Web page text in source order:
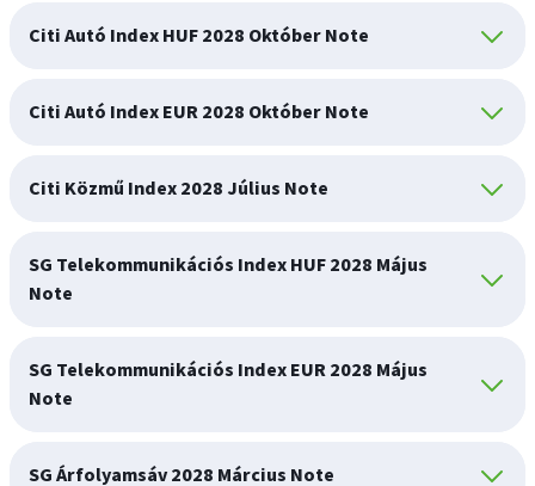
Citi Autó Index HUF 2028 Október Note
Citi Autó Index EUR 2028 Október Note
Citi Közmű Index 2028 Július Note
SG Telekommunikációs Index HUF 2028 Május
Note
SG Telekommunikációs Index EUR 2028 Május
Note
SG Árfolyamsáv 2028 Március Note